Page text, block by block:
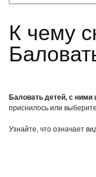
К чему снится Баловать детей, с ними шалить?
Баловать детей, с ними
приснилось или
Узнайте, что означает